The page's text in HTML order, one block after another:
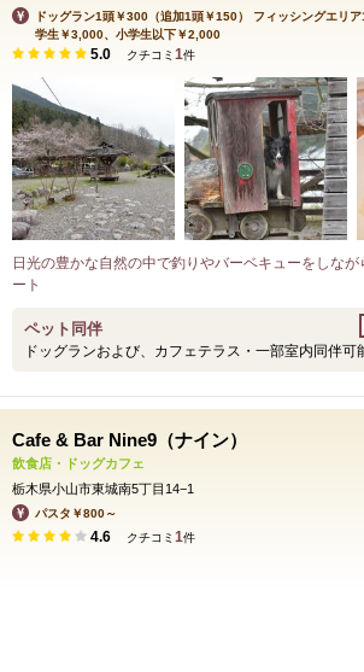
ドッグラン1頭￥300（追加1頭￥150） フィッシングエリ
学生￥3,000、小学生以下￥2,000
5.0 クチコミ 1件
日光の豊かな自然の中で釣りやバーベキューをしな
ート
ペット同伴
ドッグランおよび、カフェテラス・一部室内同伴可
Cafe & Bar Nine9（ナイン）
飲食店・ドッグカフェ
栃木県小山市東城南5丁目14−1
パスタ￥800～
4.6 クチコミ 1件